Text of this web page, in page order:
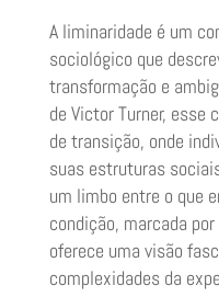
A liminaridade é um
sociológico que
transformação e
de Victor Turner, esse
de transição, onde
suas estruturas
um limbo entre o que
condição, marcada
oferece uma visão
complexidades da